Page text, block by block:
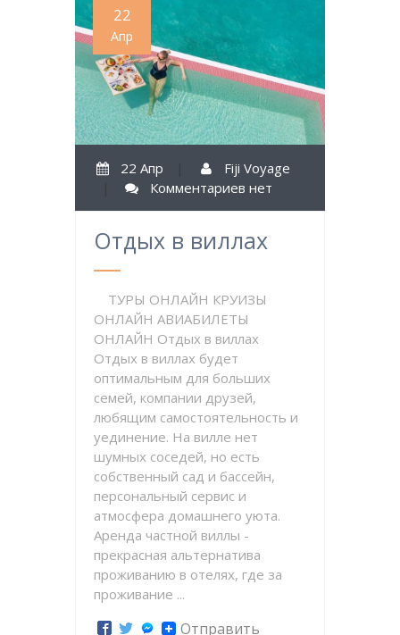
22
Апр
22 Апр
Fiji Voyage
Комментариев нет
Отдых в виллах
ТУРЫ ОНЛАЙН КРУИЗЫ
ОНЛАЙН АВИАБИЛЕТЫ
ОНЛАЙН Отдых в виллах
Отдых в виллах будет
оптимальным для больших
семей, компании друзей,
любящим самостоятельность и
уединение. На вилле нет
шумных соседей, но есть
собственный сад и бассейн,
персональный сервис и
атмосфера домашнего уюта.
Аренда частной виллы -
прекрасная альтернатива
проживанию в отелях, где за
проживание ...
Отправить